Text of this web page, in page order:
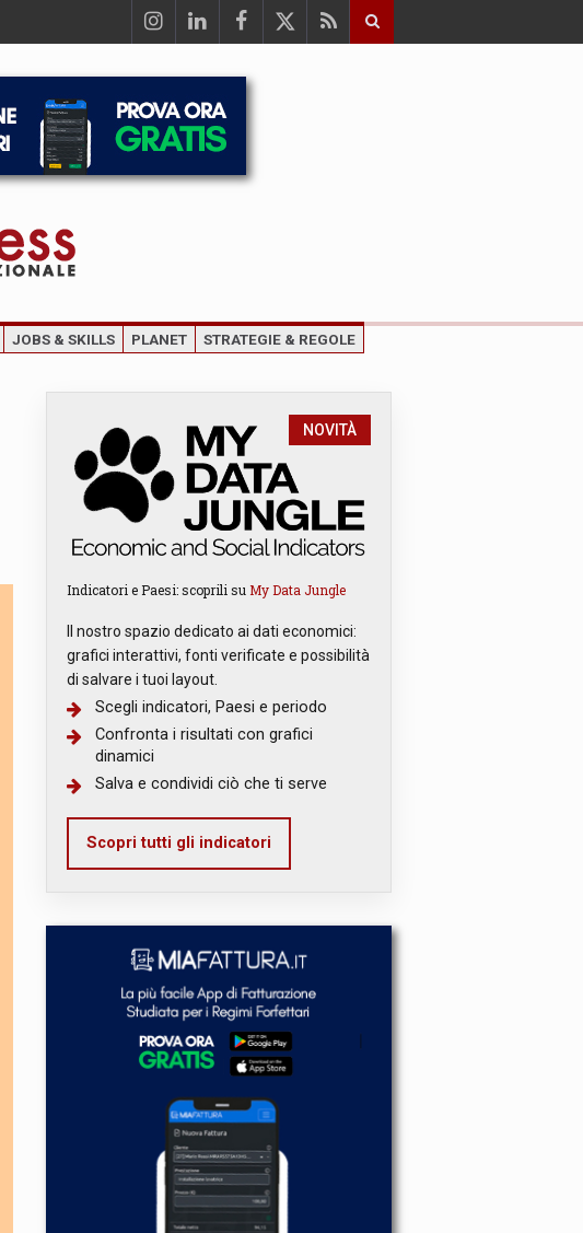
JOBS & SKILLS PLANET STRATEGIE & REGOLE
NOVITÀ
Indicatori e Paesi: scoprili su My Data Jungle
Il nostro spazio dedicato ai dati economici:
grafici interattivi, fonti verificate e possibilità
di salvare i tuoi layout.
Scegli indicatori, Paesi e periodo
Confronta i risultati con grafici
dinamici
Salva e condividi ciò che ti serve
Scopri tutti gli indicatori